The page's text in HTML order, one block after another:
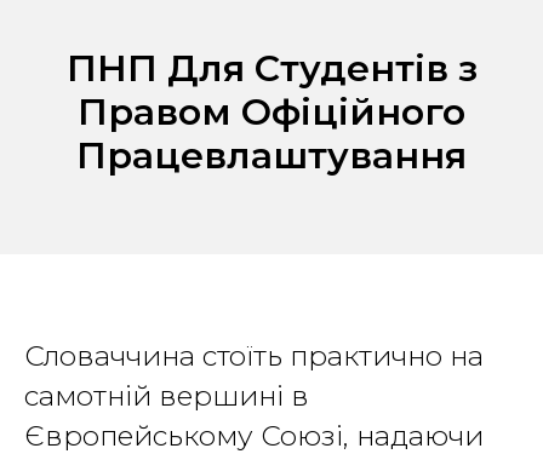
ПНП Для Студентів з
Правом Офіційного
Працевлаштування
Словаччина стоїть практично на
самотній вершині в
Європейському Союзі, надаючи